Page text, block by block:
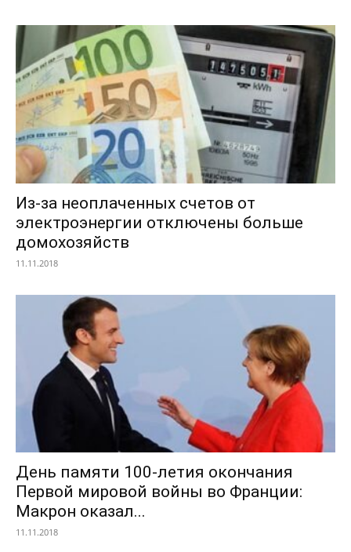
Из-за неоплаченных счетов от
электроэнергии отключены больше
домохозяйств
11.11.2018
День памяти 100-летия окончания
Первой мировой войны во Франции:
Макрон оказал...
11.11.2018